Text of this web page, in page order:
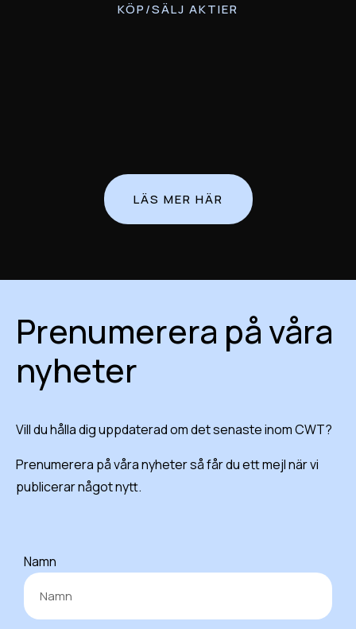
KÖP/SÄLJ AKTIER
LÄS MER HÄR
Prenumerera på våra
nyheter
Vill du hålla dig uppdaterad om det senaste inom CWT?
Prenumerera på våra nyheter så får du ett mejl när vi
publicerar något nytt.
Namn